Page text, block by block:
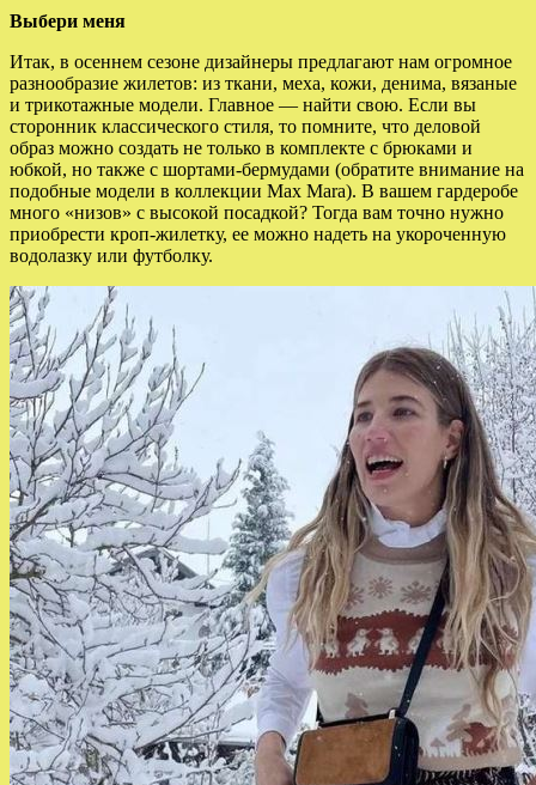
Выбери меня
Итак, в осеннем сезоне дизайнеры предлагают нам огромное
разнообразие жилетов: из ткани, меха, кожи, денима, вязаные
и трикотажные модели. Главное — найти свою. Если вы
сторонник классического стиля, то помните, что деловой
образ можно создать не только в комплекте с брюками и
юбкой, но также с шортами-бермудами (обратите внимание на
подобные модели в коллекции Max Mara). В вашем гардеробе
много «низов» с высокой посадкой? Тогда вам точно нужно
приобрести кроп-жилетку, ее можно надеть на укороченную
водолазку или футболку.